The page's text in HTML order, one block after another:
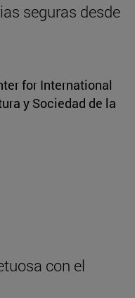
seguras desde
for International
y Sociedad de la
con el